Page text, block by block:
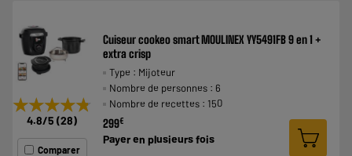
★★★★★
★★★★★
4.8/5 (28)
Comparer
Cuiseur cookeo smart MOULINEX YY5491FB 9 en 1 +
extra crisp
Type : Mijoteur
Nombre de personnes : 6
Nombre de recettes : 150
299€
Payer en plusieurs fois